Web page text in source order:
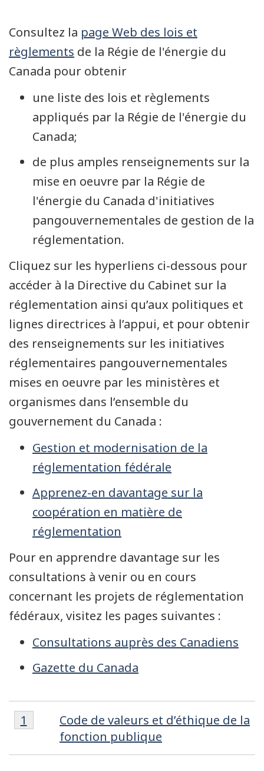
Consultez la page Web des lois et
règlements de la Régie de l'énergie du
Canada pour obtenir
une liste des lois et règlements
appliqués par la Régie de l'énergie du
Canada;
de plus amples renseignements sur la
mise en oeuvre par la Régie de
l'énergie du Canada d'initiatives
pangouvernementales de gestion de la
réglementation.
Cliquez sur les hyperliens ci-dessous pour
accéder à la Directive du Cabinet sur la
réglementation ainsi qu’aux politiques et
lignes directrices à l’appui, et pour obtenir
des renseignements sur les initiatives
réglementaires pangouvernementales
mises en oeuvre par les ministères et
organismes dans l’ensemble du
gouvernement du Canada :
Gestion et modernisation de la
réglementation fédérale
Apprenez-en davantage sur la
coopération en matière de
réglementation
Pour en apprendre davantage sur les
consultations à venir ou en cours
concernant les projets de réglementation
fédéraux, visitez les pages suivantes :
Consultations auprès des Canadiens
Gazette du Canada
Note
bas
Note
de
Code de valeurs et d’éthique de la
fonction publique
Retour à la référence de la note de bas de
1